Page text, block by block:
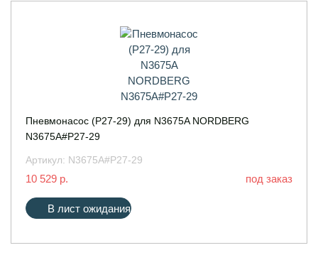
Пневмонасос (P27-29) для N3675A NORDBERG
N3675A#P27-29
Артикул: N3675A#P27-29
10 529 р. под заказ
В лист ожидания